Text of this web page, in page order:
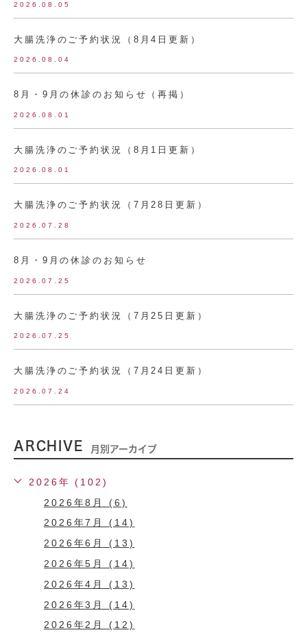
2026.08.05
大腸洗浄のご予約状況（8月4日更新）
2026.08.04
8月・9月の休診のお知らせ（再掲）
2026.08.01
大腸洗浄のご予約状況（8月1日更新）
2026.08.01
大腸洗浄のご予約状況（7月28日更新）
2026.07.28
8月・9月の休診のお知らせ
2026.07.25
大腸洗浄のご予約状況（7月25日更新）
2026.07.25
大腸洗浄のご予約状況（7月24日更新）
2026.07.24
ARCHIVE 月別アーカイブ
2026年 (102)
2026年8月 (6)
2026年7月 (14)
2026年6月 (13)
2026年5月 (14)
2026年4月 (13)
2026年3月 (14)
2026年2月 (12)